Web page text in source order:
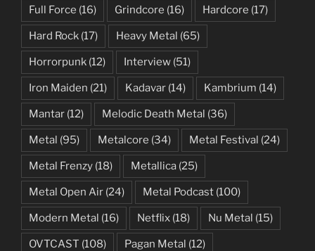
Full Force (16) Grindcore (16) Hardcore (17)
Hard Rock (17) Heavy Metal (65)
Horrorpunk (12) Interview (51)
Iron Maiden (21) Kadavar (14) Kambrium (14)
Mantar (12) Melodic Death Metal (36)
Metal (95) Metalcore (34) Metal Festival (24)
Metal Frenzy (18) Metallica (25)
Metal Open Air (24) Metal Podcast (100)
Modern Metal (16) Netflix (18) Nu Metal (15)
OVTCAST (108) Pagan Metal (12)